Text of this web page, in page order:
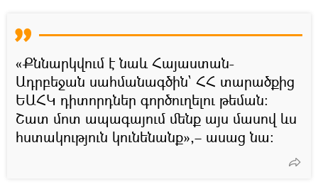
«Քննարկվում է նաև Հայաստան-
Ադրբեջան սահմանագծին` ՀՀ տարածքից
ԵԱՀԿ դիտորդներ գործուղելու թեման։
Շատ մոտ ապագայում մենք այս մասով ևս
հստակություն կունենանք»,– ասաց նա։